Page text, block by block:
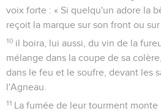
voix forte : « Si quelqu'un adore la
reçoit la marque sur son front ou sur
10 il boira, lui aussi, du vin de la
mélange dans la coupe de sa
dans le feu et le soufre, devant les
l'Agneau.
11 La fumée de leur tourment monte